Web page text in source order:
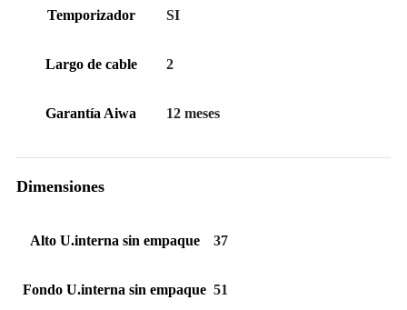
Temporizador SI
Largo de cable 2
Garantía Aiwa 12 meses
Dimensiones
Alto U.interna sin empaque 37
Fondo U.interna sin empaque 51